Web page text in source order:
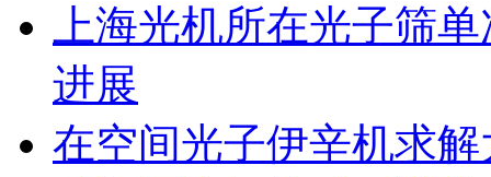
上海光机所在光子筛
进展
在空间光子伊辛机求